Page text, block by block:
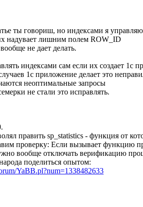
ты говориш, но индексами я
надувает лишним полем ROW_ID
не дает делать.
индексами сам если их создает 1с
1с приложение делает это
неоптимальные запросы
не стали это исправлять.
править sp_statistics - функция от
проверку: Если вызывает функцию
вообще отключать верификацию
поделиться опытом:
YaBB.pl?num=1338482633